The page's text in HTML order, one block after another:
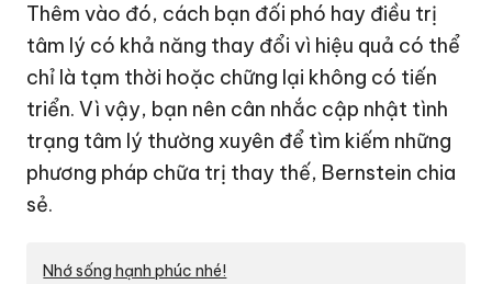
Thêm vào đó, cách bạn đối phó hay điều trị
tâm lý có khả năng thay đổi vì hiệu quả có thể
chỉ là tạm thời hoặc chững lại không có tiến
triển. Vì vậy, bạn nên cân nhắc cập nhật tình
trạng tâm lý thường xuyên để tìm kiếm những
phương pháp chữa trị thay thế, Bernstein chia
sẻ.
Nhớ sống hạnh phúc nhé!